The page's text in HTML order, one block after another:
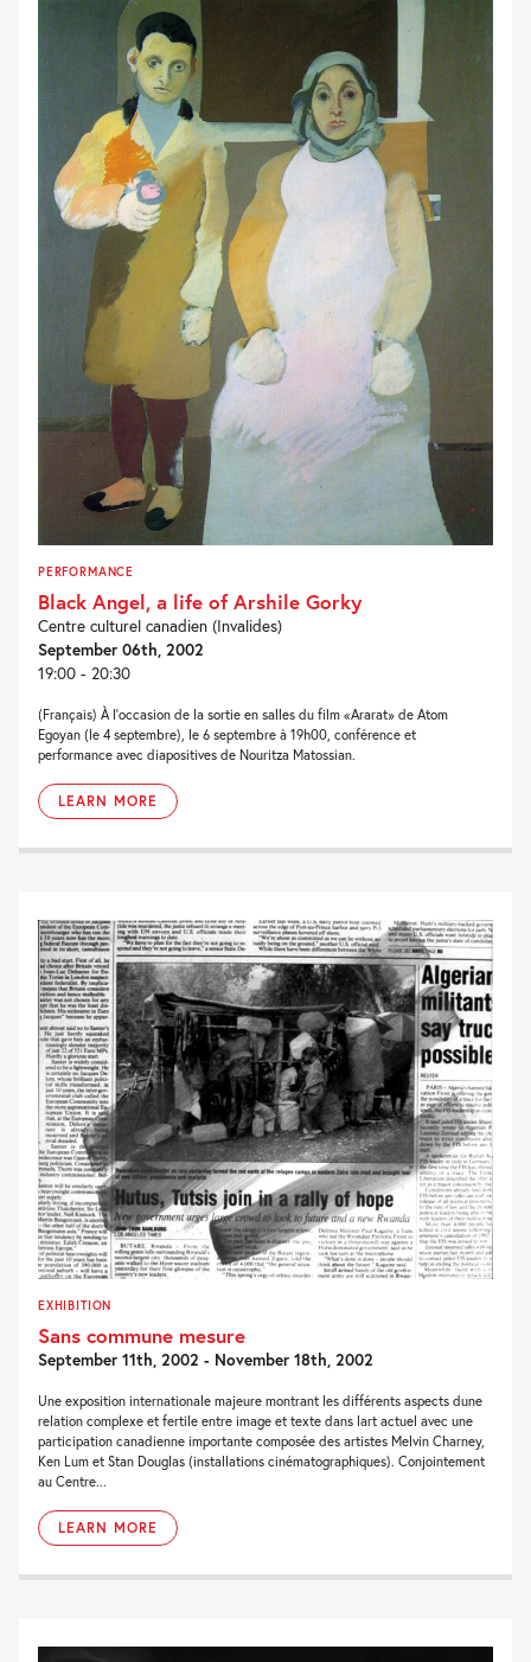
PERFORMANCE
Black Angel, a life of Arshile Gorky
Centre culturel canadien (Invalides)
September 06th, 2002
19:00 - 20:30
(Français) À l'occasion de la sortie en salles du film «Ararat» de Atom
Egoyan (le 4 septembre), le 6 septembre à 19h00, conférence et
performance avec diapositives de Nouritza Matossian.
LEARN MORE
EXHIBITION
Sans commune mesure
September 11th, 2002 - November 18th, 2002
Une exposition internationale majeure montrant les différents aspects dune
relation complexe et fertile entre image et texte dans lart actuel avec une
participation canadienne importante composée des artistes Melvin Charney,
Ken Lum et Stan Douglas (installations cinématographiques). Conjointement
au Centre...
LEARN MORE